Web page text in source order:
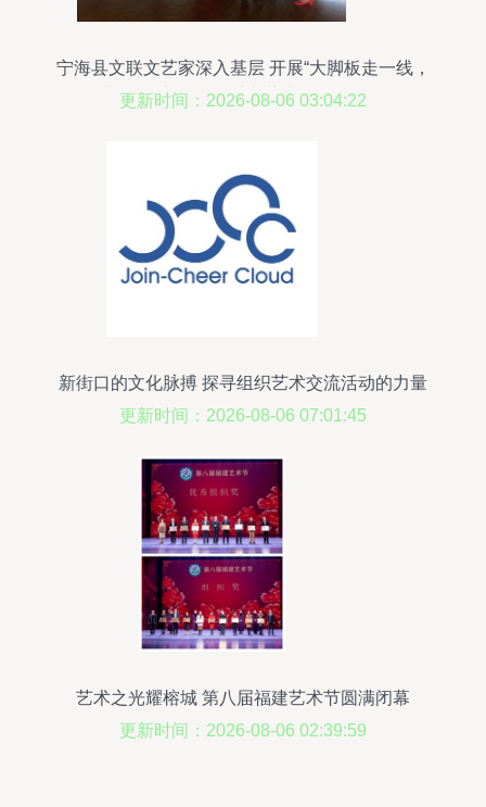
宁海县文联文艺家深入基层 开展“大脚板走一线，
小分队破难题”农村文艺指导服务活动
更新时间：2026-08-06 03:04:22
新街口的文化脉搏 探寻组织艺术交流活动的力量
更新时间：2026-08-06 07:01:45
艺术之光耀榕城 第八届福建艺术节圆满闭幕
更新时间：2026-08-06 02:39:59